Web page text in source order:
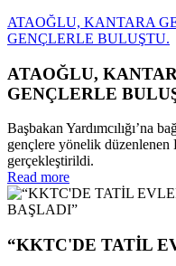
ATAOĞLU, KANTARA
GENÇLERLE BULUŞTU.
ATAOĞLU,
GENÇLERLE
Başbakan Yardımcılığı’na
gençlere yönelik
gerçekleştirildi.
Read more
“KKTC'DE TATİL